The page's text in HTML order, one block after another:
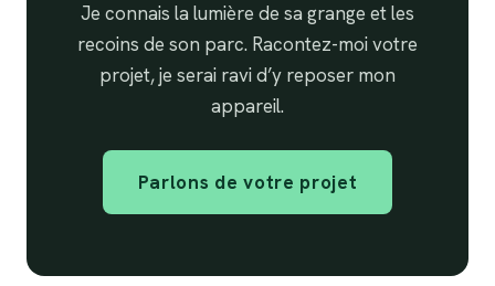
Je connais la lumière de sa grange et les
recoins de son parc. Racontez-moi votre
projet, je serai ravi d’y reposer mon
appareil.
Parlons de votre projet